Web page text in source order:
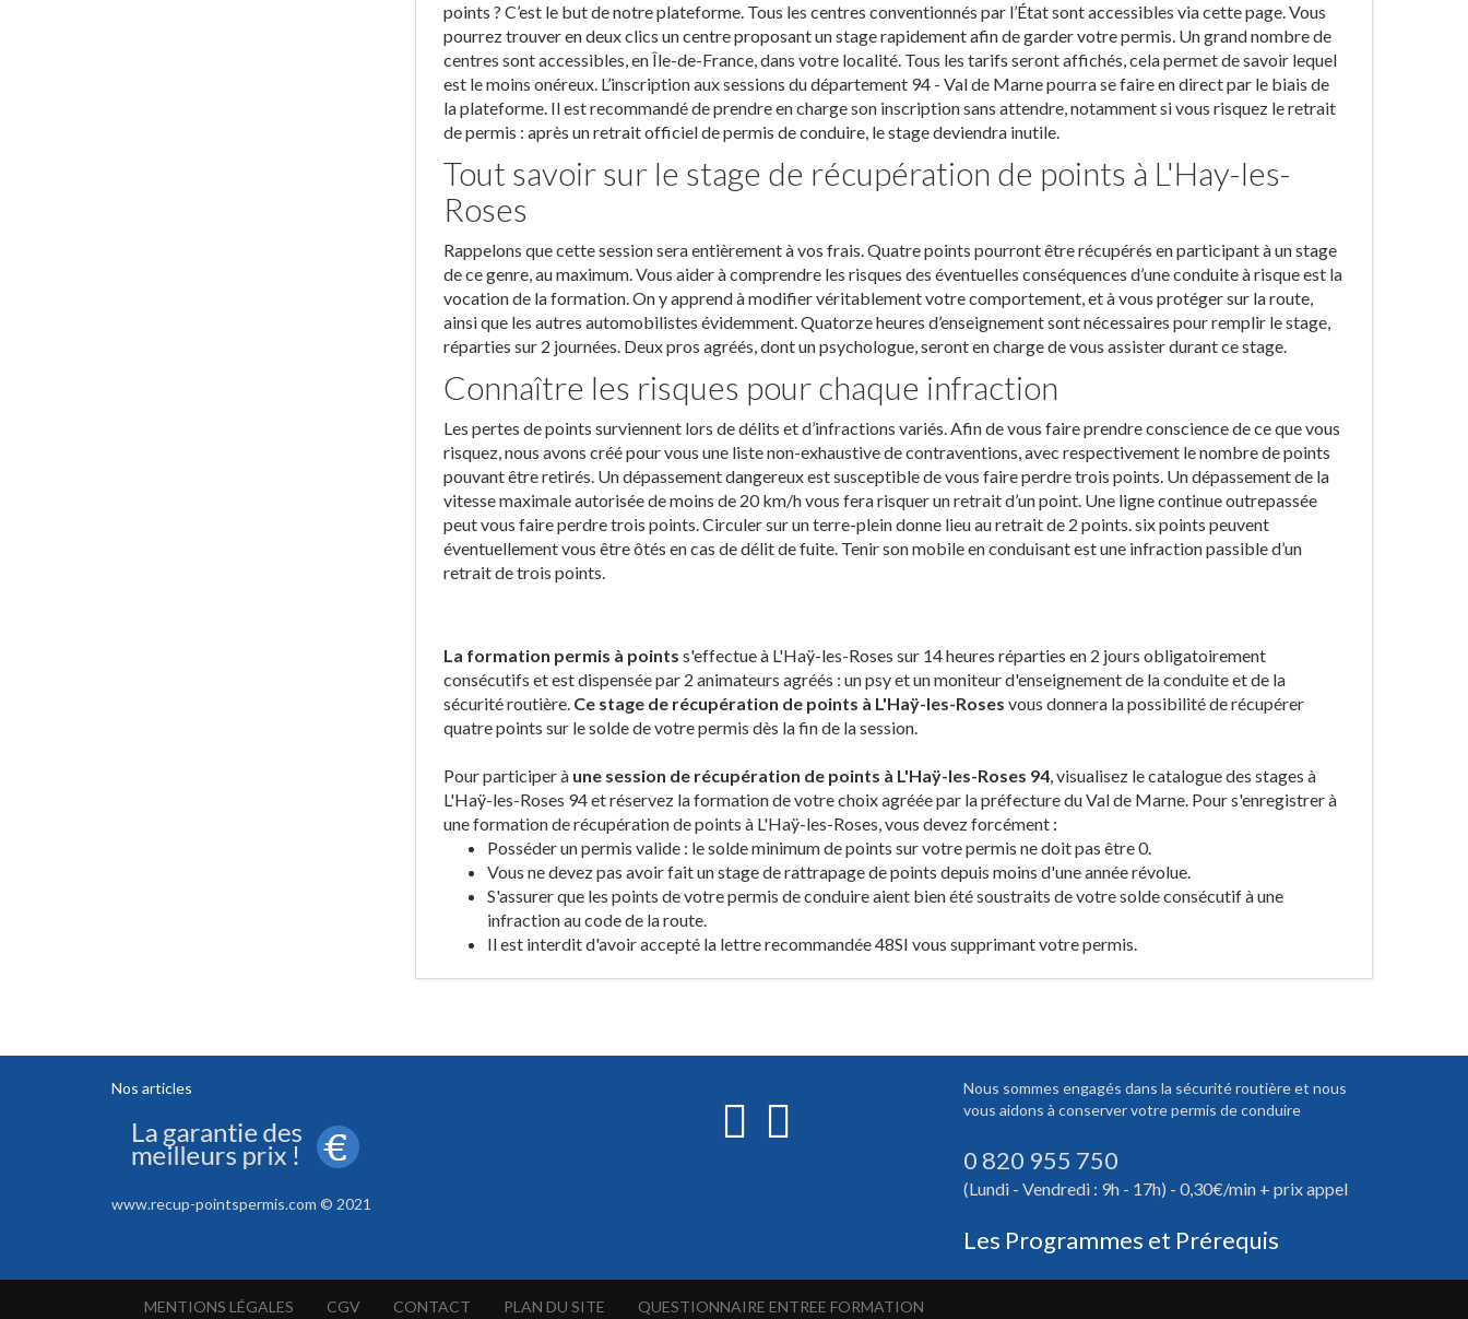
points ? C’est le but de notre plateforme. Tous les centres conventionnés par l’État sont accessibles via cette page. Vous
pourrez trouver en deux clics un centre proposant un stage rapidement afin de garder votre permis. Un grand nombre de
centres sont accessibles, en Île-de-France, dans votre localité. Tous les tarifs seront affichés, cela permet de savoir lequel
est le moins onéreux. L’inscription aux sessions du département 94 - Val de Marne pourra se faire en direct par le biais de
la plateforme. Il est recommandé de prendre en charge son inscription sans attendre, notamment si vous risquez le retrait
de permis : après un retrait officiel de permis de conduire, le stage deviendra inutile.
Tout savoir sur le stage de récupération de points à L'Hay-les-
Roses
Rappelons que cette session sera entièrement à vos frais. Quatre points pourront être récupérés en participant à un stage
de ce genre, au maximum. Vous aider à comprendre les risques des éventuelles conséquences d’une conduite à risque est la
vocation de la formation. On y apprend à modifier véritablement votre comportement, et à vous protéger sur la route,
ainsi que les autres automobilistes évidemment. Quatorze heures d’enseignement sont nécessaires pour remplir le stage,
réparties sur 2 journées. Deux pros agréés, dont un psychologue, seront en charge de vous assister durant ce stage.
Connaître les risques pour chaque infraction
Les pertes de points surviennent lors de délits et d’infractions variés. Afin de vous faire prendre conscience de ce que vous
risquez, nous avons créé pour vous une liste non-exhaustive de contraventions, avec respectivement le nombre de points
pouvant être retirés. Un dépassement dangereux est susceptible de vous faire perdre trois points. Un dépassement de la
vitesse maximale autorisée de moins de 20 km/h vous fera risquer un retrait d’un point. Une ligne continue outrepassée
peut vous faire perdre trois points. Circuler sur un terre-plein donne lieu au retrait de 2 points. six points peuvent
éventuellement vous être ôtés en cas de délit de fuite. Tenir son mobile en conduisant est une infraction passible d’un
retrait de trois points.
La formation permis à points s'effectue à L'Haÿ-les-Roses sur 14 heures réparties en 2 jours obligatoirement
consécutifs et est dispensée par 2 animateurs agréés : un psy et un moniteur d'enseignement de la conduite et de la
sécurité routière. Ce stage de récupération de points à L'Haÿ-les-Roses vous donnera la possibilité de récupérer
quatre points sur le solde de votre permis dès la fin de la session.
Pour participer à une session de récupération de points à L'Haÿ-les-Roses 94, visualisez le catalogue des stages à
L'Haÿ-les-Roses 94 et réservez la formation de votre choix agréée par la préfecture du Val de Marne. Pour s'enregistrer à
une formation de récupération de points à L'Haÿ-les-Roses, vous devez forcément :
Posséder un permis valide : le solde minimum de points sur votre permis ne doit pas être 0.
Vous ne devez pas avoir fait un stage de rattrapage de points depuis moins d'une année révolue.
S'assurer que les points de votre permis de conduire aient bien été soustraits de votre solde consécutif à une
infraction au code de la route.
Il est interdit d'avoir accepté la lettre recommandée 48SI vous supprimant votre permis.
Nos articles
www.recup-pointspermis.com © 2021
Nous sommes engagés dans la sécurité routière et nous
vous aidons à conserver votre permis de conduire
0 820 955 750
(Lundi - Vendredi : 9h - 17h) - 0,30€/min + prix appel
Les Programmes et Prérequis
MENTIONS LÉGALES CGV CONTACT PLAN DU SITE QUESTIONNAIRE ENTREE FORMATION